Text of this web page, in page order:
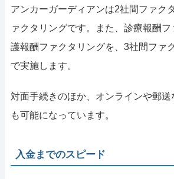
アンカーガーディアンは2社間ファク
ァクタリングです。また、診療報酬
護報酬ファクタリングを、3社間ファ
で実施します。
対面手続きのほか、オンラインや郵送
も可能になっています。
入金までのスピード